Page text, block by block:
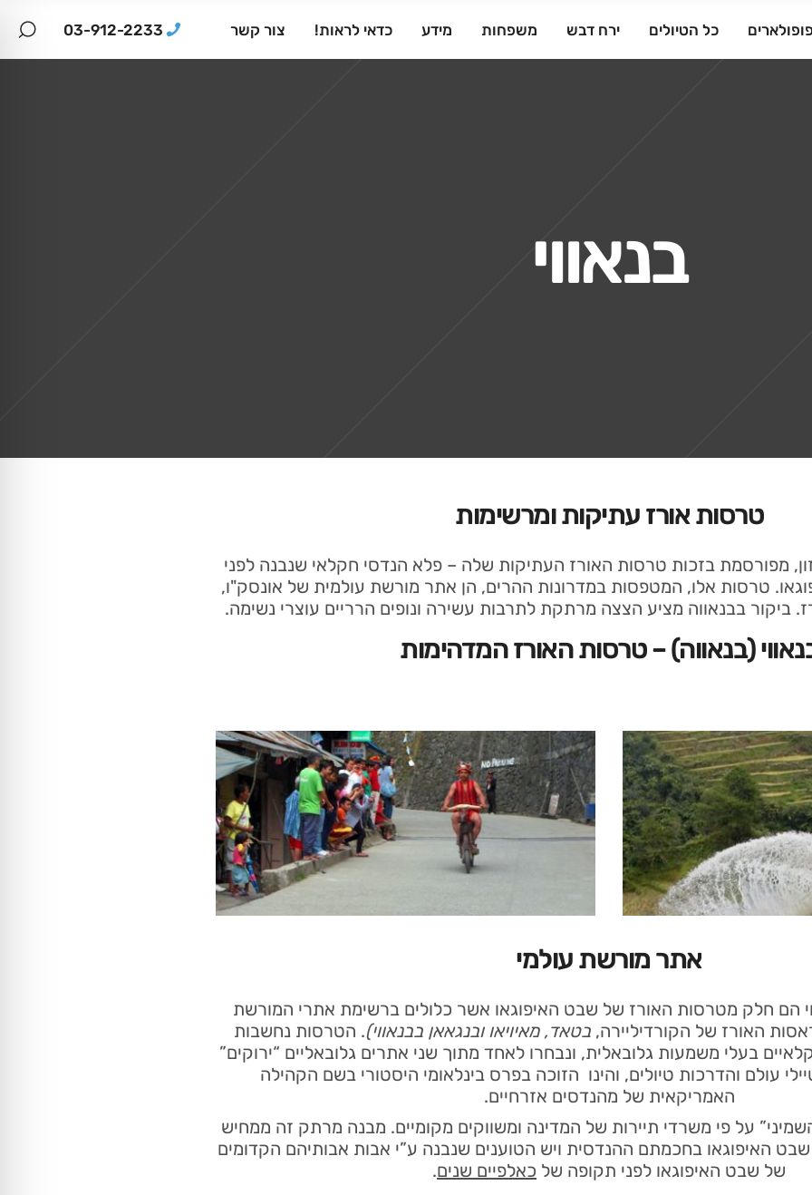
כל הטיולים ירח דבש משפחות מידע כדאי לראות! צור קשר 03-912-2233
בנאווי
טרסות אורז עתיקות ומרשימות
מפורסמת בזכות טרסות האורז העתיקות שלה – פלא הנדסי חקלאי שנבנה לפני
טרסות אלו, המטפסות במדרונות ההרים, הן אתר מורשת עולמית של אונסק"ו,
ביקור בבנאווה מציע הצצה מרתקת לתרבות עשירה ונופים הרריים עוצרי נשימה.
(בנאווה) – טרסות האורז המדהימות
אתר מורשת עולמי
הם חלק מטרסות האורז של שבט האיפוגאו אשר כלולים ברשימת אתרי המורשת
האורז של הקורדיליירה,בטאד, מאיויאו ובנגאאן בבנאווי). הטרסות נחשבות
בעלי משמעות גלובאלית, ונבחרו לאחד מתוך שני אתרים גלובאליים “ירוקים”
עולם והדרכות טיולים, והינו הזוכה בפרס בינלאומי היסטורי בשם הקהילה
האמריקאית של מהנדסים אזרחיים.
על פי משרדי תיירות של המדינה ומשווקים מקומיים. מבנה מרתק זה ממחיש
האיפוגאו בחכמתם ההנדסית ויש הטוענים שנבנה ע”י אבות אבותיהם הקדומים
של שבט האיפוגאו לפני תקופה של כאלפיים שנים.